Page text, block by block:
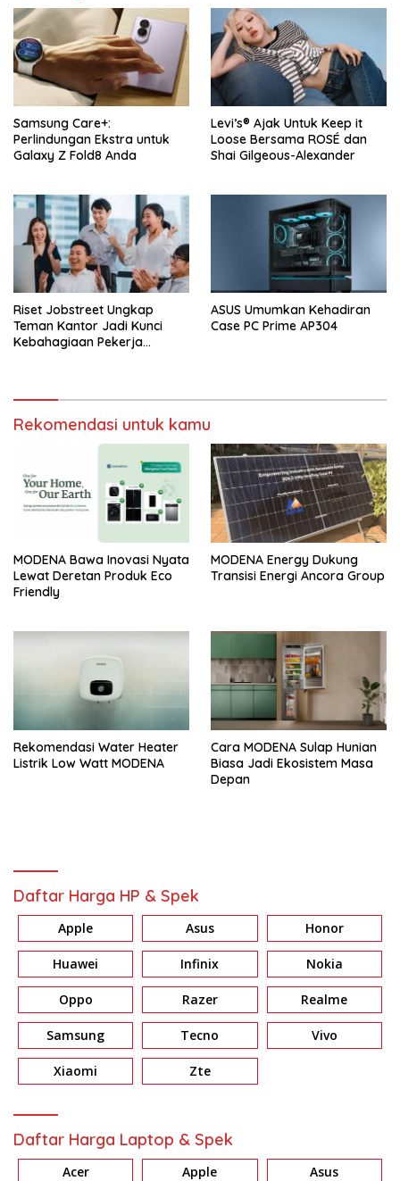
Samsung Care+:
Perlindungan Ekstra untuk
Galaxy Z Fold8 Anda
Levi’s® Ajak Untuk Keep it
Loose Bersama ROSÉ dan
Shai Gilgeous-Alexander
Riset Jobstreet Ungkap
Teman Kantor Jadi Kunci
Kebahagiaan Pekerja
ASUS Umumkan Kehadiran
Case PC Prime AP304
Rekomendasi untuk kamu
MODENA Bawa Inovasi Nyata
Lewat Deretan Produk Eco
Friendly
MODENA Energy Dukung
Transisi Energi Ancora Group
Rekomendasi Water Heater
Listrik Low Watt MODENA
Cara MODENA Sulap Hunian
Biasa Jadi Ekosistem Masa
Depan
Daftar Harga HP & Spek
Apple Asus Honor
Huawei Infinix Nokia
Oppo Razer Realme
Samsung Tecno Vivo
Xiaomi Zte
Daftar Harga Laptop & Spek
Acer Apple Asus